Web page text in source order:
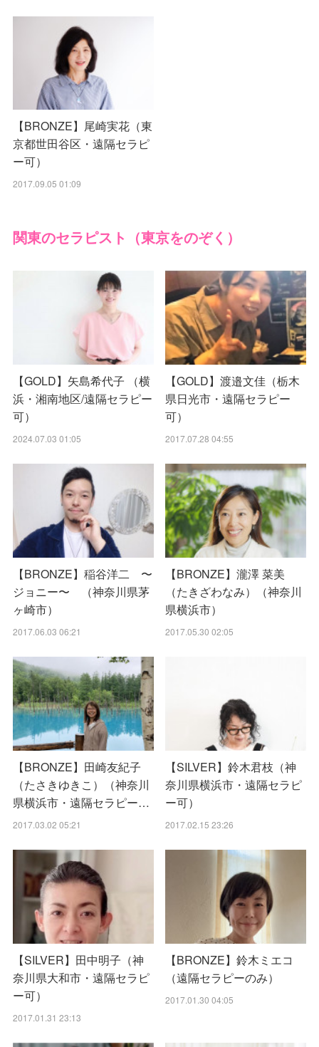
【BRONZE】尾崎実花（東
京都世田谷区・遠隔セラピ
ー可）
2017.09.05 01:09
関東のセラピスト（東京をのぞく）
【GOLD】矢島希代子 （横
浜・湘南地区/遠隔セラピー
可）
2024.07.03 01:05
【GOLD】渡邉文佳（栃木
県日光市・遠隔セラピー
可）
2017.07.28 04:55
【BRONZE】稲谷洋二 〜
ジョニー〜 （神奈川県茅
ヶ崎市）
2017.06.03 06:21
【BRONZE】瀧澤 菜美
（たきざわなみ）（神奈川
県横浜市）
2017.05.30 02:05
【BRONZE】田崎友紀子
（たさきゆきこ）（神奈川
県横浜市・遠隔セラピー…
2017.03.02 05:21
【SILVER】鈴木君枝（神
奈川県横浜市・遠隔セラピ
ー可）
2017.02.15 23:26
【SILVER】田中明子（神
奈川県大和市・遠隔セラピ
ー可）
2017.01.31 23:13
【BRONZE】鈴木ミエコ
（遠隔セラピーのみ）
2017.01.30 04:05